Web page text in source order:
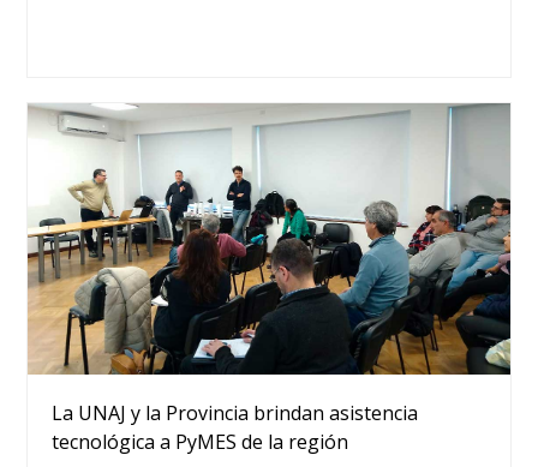
La UNAJ y la Provincia brindan asistencia
tecnológica a PyMES de la región